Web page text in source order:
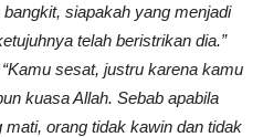
siapakah yang menjadi
telah beristrikan dia.”
sesat, justru karena kamu
kuasa Allah. Sebab apabila
orang tidak kawin dan tidak